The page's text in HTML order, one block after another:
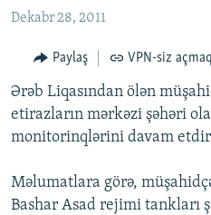
qayıt
#ƏSLINDƏ
FƏRQƏ BAX
QANUNI DOĞRU
ARAŞDIRMA
VIDEO
RADIO ARXIV
Dekabr 28, 2011
Paylaş VPN-siz açmaq
Ərəb Liqasından ölən
etirazların mərkəzi şəhəri
monitorinqlərini davam
Məlumatlara görə,
Bashar Asad rejimi tankları